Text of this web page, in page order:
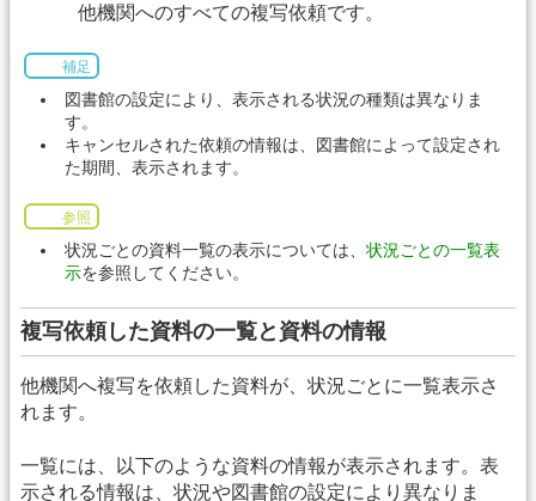
他機関へのすべての複写依頼です。
補足
図書館の設定により、表示される状況の種類は異なりま
す。
キャンセルされた依頼の情報は、図書館によって設定され
た期間、表示されます。
参照
状況ごとの資料一覧の表示については、 状況ごとの一覧表
示を参照してください。
複写依頼した資料の一覧と資料の情報
他機関へ複写を依頼した資料が、状況ごとに一覧表示さ
れます。
一覧には、以下のような資料の情報が表示されます。表
示される情報は、状況や図書館の設定により異なりま